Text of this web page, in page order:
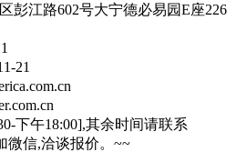
彭江路602号大宁德必易园E座226
21
下午18:00],其余时间请联系
微信,洽谈报价。~~